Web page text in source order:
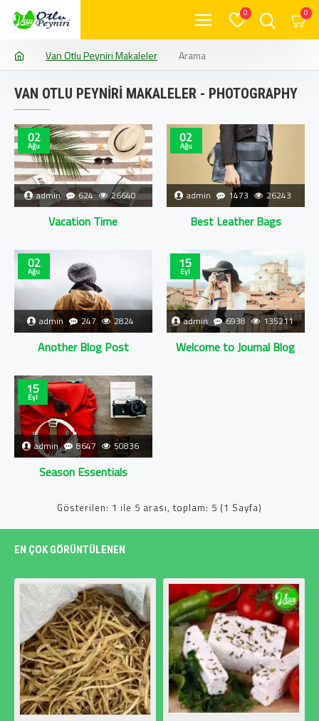
0 0
Van Otlu Peyniri Makaleler Arama
VAN OTLU PEYNIRI MAKALELER - PHOTOGRAPHY
02
Ağu
admin 624 26640
Vacation Time
02
Ağu
admin 1473 26243
Best Leather Bags
02
Ağu
admin 247 2824
Another Blog Post
15
Eyl
admin 6938 135211
Welcome to Journal Blog
15
Eyl
admin 8647 50836
Season Essentials
Gösterilen: 1 ile 5 arası, toplam: 5 (1 Sayfa)
EN ÇOK GÖRÜNTÜLENEN